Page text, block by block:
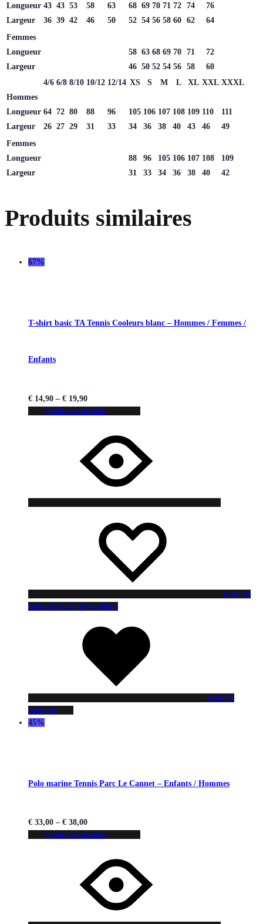
Longueur 43 43 53 58 63 68 69 70 71 72 74
76
Largeur
36 39 42 46 50 52 54 56 58 60 62
64
Femmes
Longueur
58 63 68 69 70 71
72
Largeur
46 50 52 54 56 58
60
4/6 6/8 8/10 10/12 12/14 XS S M L XL XXL XXXL
Hommes
Longueur 64 72 80 88 96 105 106 107 108 109 110
111
Largeur
26 27 29 31 33 34 36 38 40 43 46
49
Femmes
Longueur
88 96 105 106 107 108
109
Largeur
31 33 34 36 38 40 42
Produits similaires
67%
T-shirt basic TA Tennis Cooleurs blanc – Hommes / Femmes /
Enfants
€ 14,90 – € 19,90
Choix des options
Liste de
souhaits Liste de souhaits
Liste de
souhaits
45%
Polo marine Tennis Parc Le Cannet – Enfants / Hommes
€ 33,00 – € 38,00
Choix des options